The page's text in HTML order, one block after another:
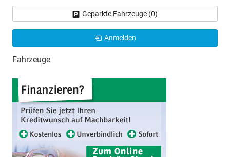
Geparkte Fahrzeuge (0)
Anmelden
Fahrzeuge